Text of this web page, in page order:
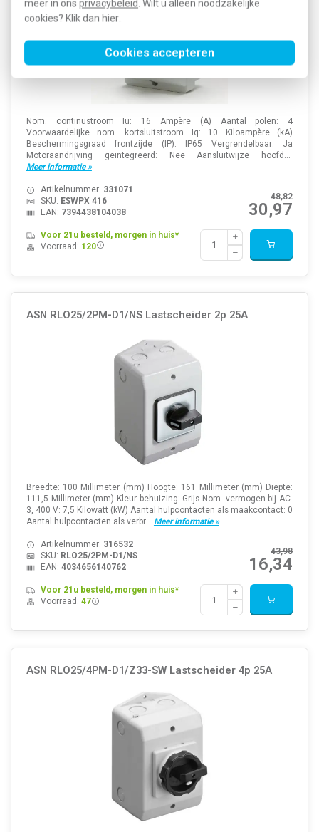
meer in ons privacybeleid. Wilt u alleen noodzakelijke
cookies? Klik dan hier.
Cookies accepteren
Nom. continustroom Iu: 16 Ampère (A) Aantal polen: 4
Voorwaardelijke nom. kortsluitstroom Iq: 10 Kiloampère (kA)
Beschermingsgraad frontzijde (IP): IP65 Vergrendelbaar: Ja
Motoraandrijving geïntegreerd: Nee Aansluitwijze hoofd...
Meer informatie »
48,82
30,97
Artikelnummer: 331071
SKU: ESWPX 416
EAN: 7394438104038
Voor 21u besteld, morgen in huis*
Voorraad: 120
ASN RLO25/2PM-D1/NS Lastscheider 2p 25A
Breedte: 100 Millimeter (mm) Hoogte: 161 Millimeter (mm) Diepte:
111,5 Millimeter (mm) Kleur behuizing: Grijs Nom. vermogen bij AC-
3, 400 V: 7,5 Kilowatt (kW) Aantal hulpcontacten als maakcontact: 0
Aantal hulpcontacten als verbr... Meer informatie »
43,98
16,34
Artikelnummer: 316532
SKU: RLO25/2PM-D1/NS
EAN: 4034656140762
Voor 21u besteld, morgen in huis*
Voorraad: 47
ASN RLO25/4PM-D1/Z33-SW Lastscheider 4p 25A